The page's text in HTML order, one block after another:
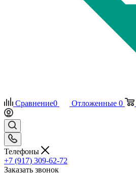
Сравнение0 Отложенные 0
Телефоны
+7 (917) 309-62-72
Заказать звонок